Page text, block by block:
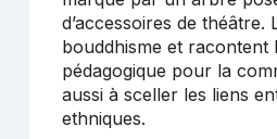
d’accessoires de
bouddhisme et
pédagogique pour la
aussi à sceller les liens
ethniques.